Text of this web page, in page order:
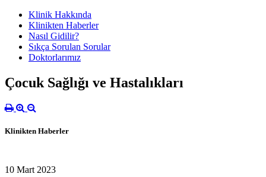
Klinik Hakkında
Klinikten Haberler
Nasıl Gidilir?
Sıkça Sorulan Sorular
Doktorlarımız
Çocuk Sağlığı ve Hastalıkları
Klinikten Haberler
10 Mart 2023